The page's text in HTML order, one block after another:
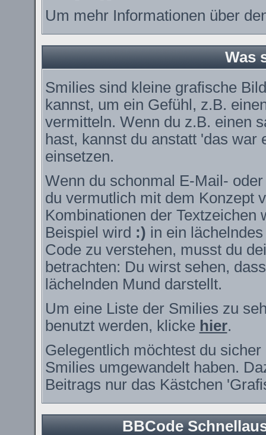
Um mehr Informationen über
Was
Smilies sind kleine grafische
kannst, um ein Gefühl, z.B.
vermitteln. Wenn du z.B. einen
hast, kannst du anstatt 'das
einsetzen.
Wenn du schonmal E-Mail-
du vermutlich mit dem Konzept
Kombinationen der
Beispiel wird :) in ein
Code zu verstehen, musst du
betrachten: Du wirst sehen,
lächelnden Mund darstellt.
Um eine Liste der Smilies zu
benutzt werden, klicke hier.
Gelegentlich möchtest du
Smilies umgewandelt haben.
Beitrags nur das Kästchen
BBCode